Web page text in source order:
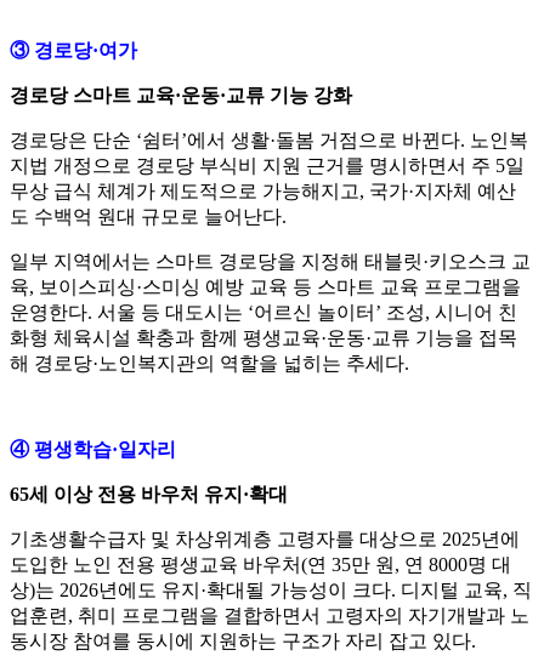
③ 경로당·여가
경로당 스마트 교육·운동·교류 기능 강화
경로당은 단순 ‘쉼터’에서 생활·돌봄 거점으로 바뀐다. 노인복
지법 개정으로 경로당 부식비 지원 근거를 명시하면서 주 5일
무상 급식 체계가 제도적으로 가능해지고, 국가·지자체 예산
도 수백억 원대 규모로 늘어난다.​
일부 지역에서는 스마트 경로당을 지정해 태블릿·키오스크 교
육, 보이스피싱·스미싱 예방 교육 등 스마트 교육 프로그램을
운영한다. 서울 등 대도시는 ‘어르신 놀이터’ 조성, 시니어 친
화형 체육시설 확충과 함께 평생교육·운동·교류 기능을 접목
해 경로당·노인복지관의 역할을 넓히는 추세다.​
④ 평생학습·일자리
65세 이상 전용 바우처 유지·확대
기초생활수급자 및 차상위계층 고령자를 대상으로 2025년에
도입한 노인 전용 평생교육 바우처(연 35만 원, 연 8000명 대
상)는 2026년에도 유지·확대될 가능성이 크다. 디지털 교육, 직
업훈련, 취미 프로그램을 결합하면서 고령자의 자기개발과 노
동시장 참여를 동시에 지원하는 구조가 자리 잡고 있다.